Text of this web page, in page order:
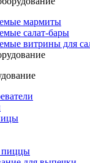
мармиты
салат-бары
витрины для
пиццы